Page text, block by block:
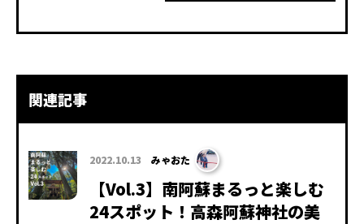
関連記事
2022.10.13 みゃおた
【Vol.3】南阿蘇まるっと楽しむ
24スポット！高森阿蘇神社の美